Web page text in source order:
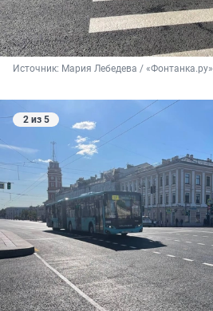
Источник: Мария Лебедева / «Фонтанка.ру»
2 из 5